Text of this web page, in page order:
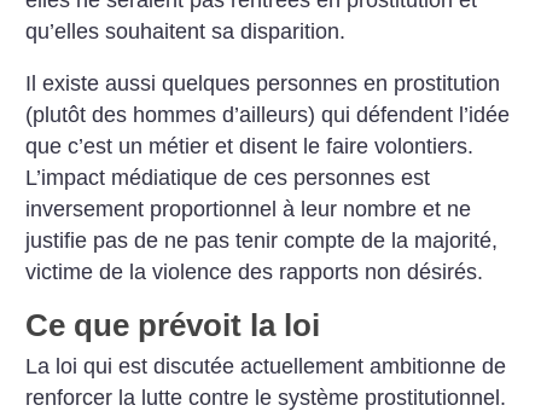
qu’elles souhaitent sa disparition.
Il existe aussi quelques personnes en prostitution
(plutôt des hommes d’ailleurs) qui défendent l’idée
que c’est un métier et disent le faire volontiers.
L’impact médiatique de ces personnes est
inversement proportionnel à leur nombre et ne
justifie pas de ne pas tenir compte de la majorité,
victime de la violence des rapports non désirés.
Ce que prévoit la loi
La loi qui est discutée actuellement ambitionne de
renforcer la lutte contre le système prostitutionnel.